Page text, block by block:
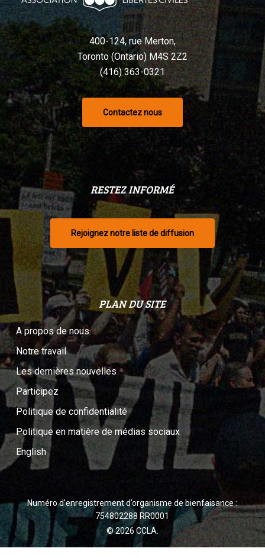
400-124, rue Merton,
Toronto (Ontario) M4S 2Z2
(416) 363-0321
Contactez nous
RESTEZ INFORMÉ
Rejoignez notre liste de diffusion
PLAN DU SITE
A propos de nous
Notre travail
Les dernières nouvelles
Participez
Politique de confidentialité
Politique en matière de médias sociaux
English
Numéro d’enregistrement d’organisme de bienfaisance :
754802288 RR0001
© 2026 CCLA.